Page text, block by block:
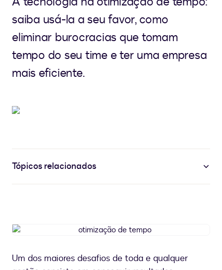
saiba usá-la a seu favor, como
eliminar burocracias que tomam
tempo do seu time e ter uma empresa
mais eficiente.
Tópicos relacionados
otimização
Um dos maiores desafios de toda e qualquer